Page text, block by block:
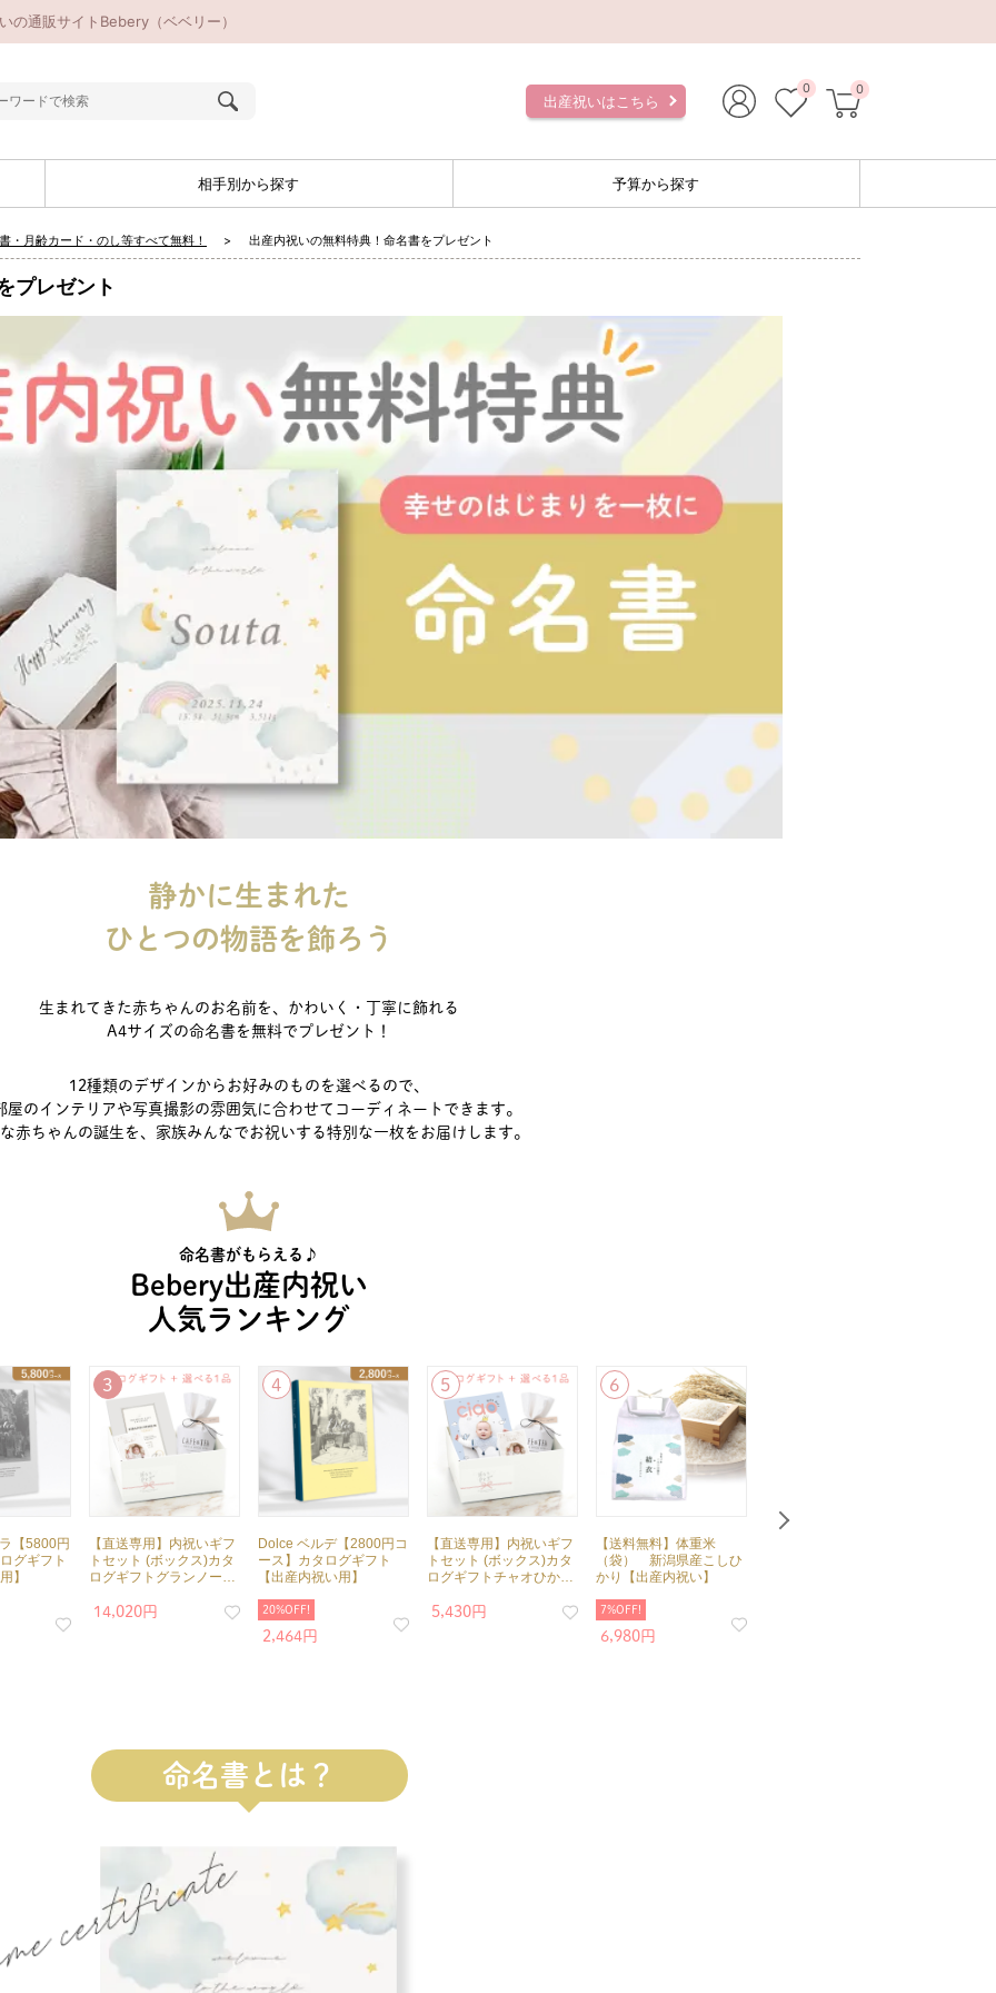
の通販サイトBebery（ベベリー）
出産祝いはこちら
0 0
相手別から探す 予算から探す
・月齢カード・のし等すべて無料！ 出産内祝いの無料特典！命名書をプレゼント
プレゼント
静かに生まれた
ひとつの物語を飾ろう
生まれてきた赤ちゃんのお名前を、 かわいく・丁寧に飾れる
A4サイズの命名書を無料でプレゼント！
12種類のデザインからお好みのものを選べるので、
屋のインテリアや写真撮影の雰囲気に合わせてコーディネートできます。
赤ちゃんの誕生を、 家族みんなでお祝いする特別な一枚をお届けします。
命名書がもらえる♪
Bebery出産内祝い
人気ランキング
【5800円
グギフト
】
【直送専用】内祝いギフ
トセット (ボックス)カタ
ログギフトグランノーブ
14,020円
Dolce ベルデ【2800円コ
ース】カタログギフト
【出産内祝い用】
20%OFF!
2,464円
【直送専用】内祝いギフ
トセット (ボックス)カタ
ログギフトチャオひかり
5,430円
【送料無料】体重米
（袋） 新潟県産こしひ
かり【出産内祝い】
7%OFF!
6,980円
命名書とは？